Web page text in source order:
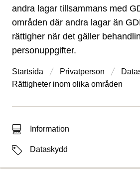
andra lagar tillsammans med
områden där andra lagar än
rättigher när det gäller
personuppgifter.
Startsida Privatperson
Rättigheter inom olika områden
Typ av sökträff
Information
EtiketterDataskydd